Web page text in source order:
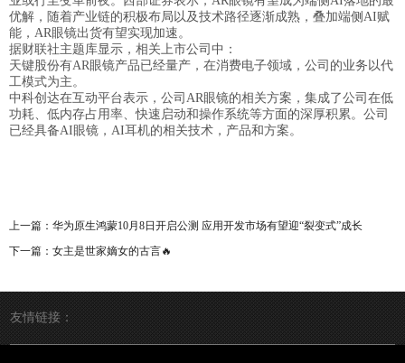
优解，随着产业链的积极布局以及技术路径逐渐成熟，叠加端侧AI赋
能，AR眼镜出货有望实现加速。
据财联社主题库显示，相关上市公司中：
天键股份有AR眼镜产品已经量产，在消费电子领域，公司的业务以代
工模式为主。
中科创达在互动平台表示，公司AR眼镜的相关方案，集成了公司在低
功耗、低内存占用率、快速启动和操作系统等方面的深厚积累。公司
已经具备AI眼镜，AI耳机的相关技术，产品和方案。
上一篇： 华为原生鸿蒙10月8日开启公测 应用开发市场有望迎“裂变式”成长
下一篇： 女主是世家嫡女的古言🔥
友情链接：